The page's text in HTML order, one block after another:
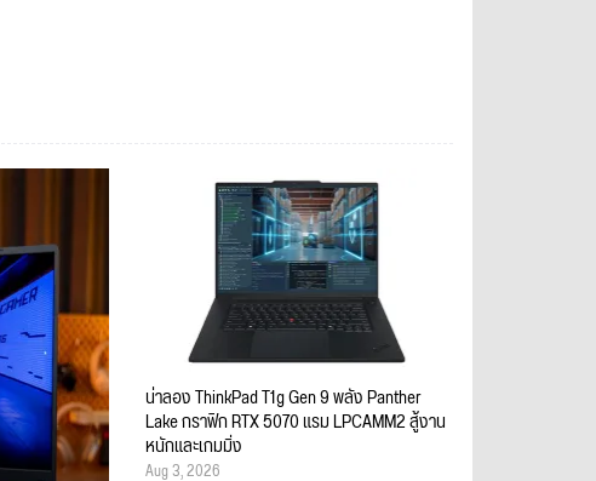
น่าลอง ThinkPad T1g Gen 9 พลัง Panther
Lake กราฟิก RTX 5070 แรม LPCAMM2 สู้งาน
หนักและเกมมิ่ง
Aug 3, 2026